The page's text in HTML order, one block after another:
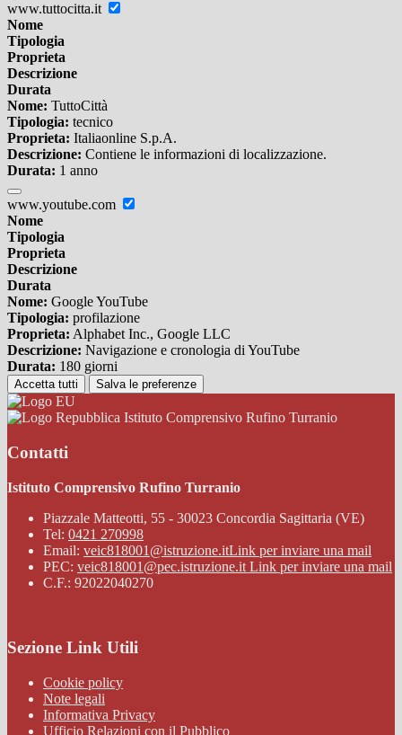
www.tuttocitta.it
Nome
Tipologia
Proprieta
Descrizione
Durata
Nome: TuttoCittà
Tipologia: tecnico
Proprieta: Italiaonline S.p.A.
Descrizione: Contiene le informazioni di localizzazione.
Durata: 1 anno
www.youtube.com
Nome
Tipologia
Proprieta
Descrizione
Durata
Nome: Google YouTube
Tipologia: profilazione
Proprieta: Alphabet Inc., Google LLC
Descrizione: Navigazione e cronologia di YouTube
Durata: 180 giorni
Accetta tutti Salva le preferenze
Istituto Comprensivo Rufino Turranio
Contatti
Istituto Comprensivo Rufino Turranio
Piazzale Matteotti, 55 - 30023 Concordia Sagittaria (VE)
Tel: 0421 270998
Email: veic818001@istruzione.itLink per inviare una mail
PEC: veic818001@pec.istruzione.it Link per inviare una mail
C.F.: 92022040270
Sezione Link Utili
Cookie policy
Note legali
Informativa Privacy
Ufficio Relazioni con il Pubblico